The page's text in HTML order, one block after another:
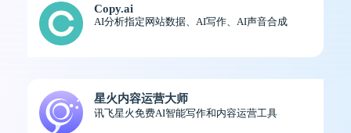
Copy.ai
AI分析指定网站数据、AI写作、AI声音合成
星火内容运营大师
讯飞星火免费AI智能写作和内容运营工具